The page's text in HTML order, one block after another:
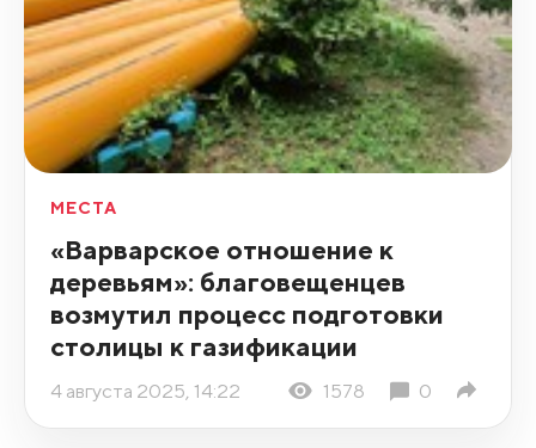
МЕСТА
«Варварское отношение к
деревьям»: благовещенцев
возмутил процесс подготовки
столицы к газификации
4 августа 2025, 14:22 1578 0